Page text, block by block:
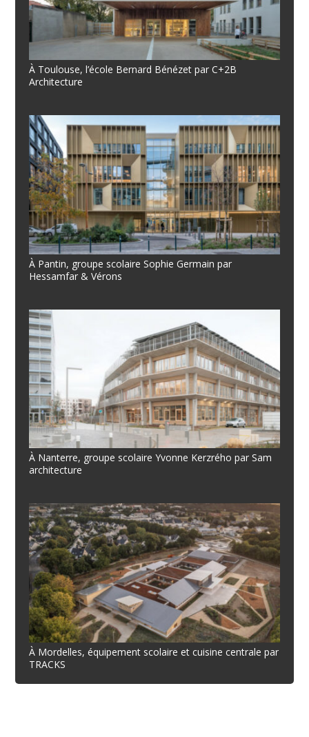
À Toulouse, l’école Bernard Bénézet par C+2B
Architecture
À Pantin, groupe scolaire Sophie Germain par
Hessamfar & Vérons
À Nanterre, groupe scolaire Yvonne Kerzrého par Sam
architecture
À Mordelles, équipement scolaire et cuisine centrale par
TRACKS